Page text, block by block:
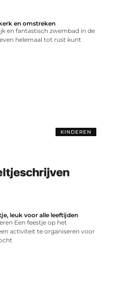
en omstreken
en fantastisch zwembad in de
helemaal tot rust kunt
KINDEREN
leuk voor alle leeftijden
Een feestje op het
activiteit te organiseren voor